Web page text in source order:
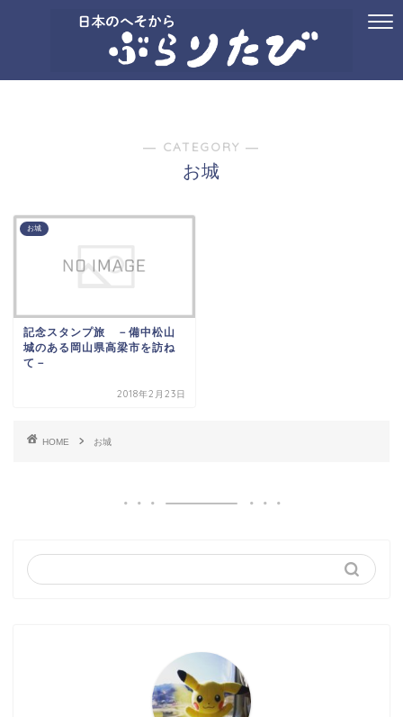
― CATEGORY ―
お城
お城
記念スタンプ旅 －備中松山
城のある岡山県高梁市を訪ね
て－
2018年2月23日
HOME お城